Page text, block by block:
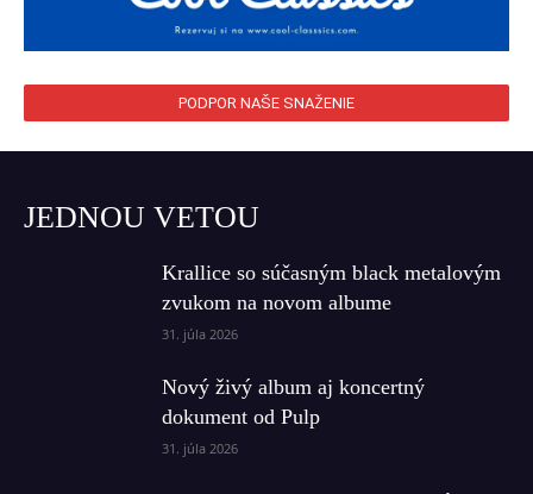
PODPOR NAŠE SNAŽENIE
JEDNOU VETOU
Krallice so súčasným black metalovým
zvukom na novom albume
31. júla 2026
Nový živý album aj koncertný
dokument od Pulp
31. júla 2026